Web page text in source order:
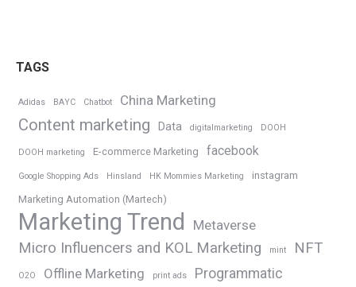
TAGS
Adidas BAYC Chatbot China Marketing
Content marketing Data digitalmarketing DOOH
DOOH marketing E-commerce Marketing facebook
Google Shopping Ads Hinsland HK Mommies Marketing
instagram
Marketing Automation (Martech)
Marketing Trend Metaverse
Micro Influencers and KOL Marketing mint NFT
O2O Offline Marketing print ads Programmatic